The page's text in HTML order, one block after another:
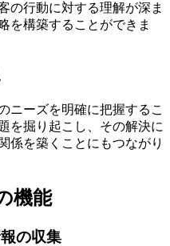
の行動に対する理解が深ま
を構築することができま
ニーズを明確に把握するこ
を掘り起こし、その解決に
係を築くことにもつながり
機能
の収集